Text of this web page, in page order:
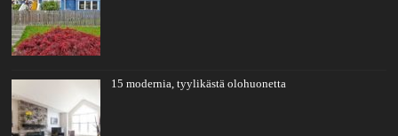
15 modernia, tyylikästä olohuonetta